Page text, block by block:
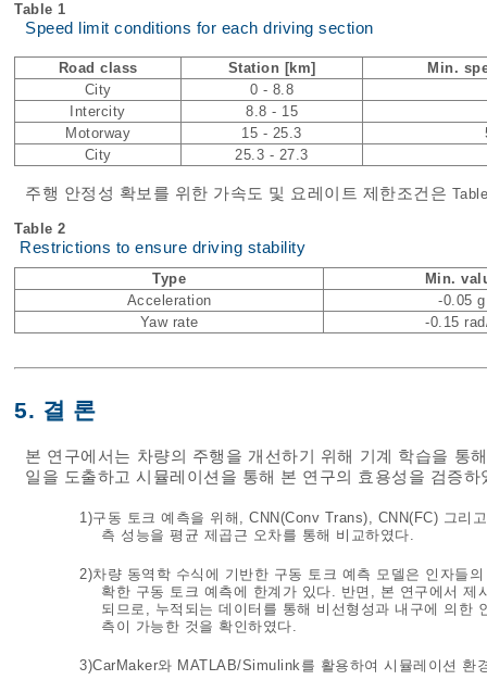
Table 1
Speed limit conditions for each driving section
Road class Station [km]
Min.
City
0 - 8.8
Intercity
8.8 - 15
Motorway
15 - 25.3
City
25.3 - 27.3
주행 안정성 확보를 위한 가속도 및 요레이트 제한조건은
Table 2
Restrictions to ensure driving stability
Type
Min.
Acceleration
-0.05 g
Yaw rate
-0.15
5. 결 론
본 연구에서는 차량의 주행을 개선하기 위해 기계 학습을 통
일을 도출하고 시뮬레이션을 통해 본 연구의 효용성을 검증
1)구동 토크 예측을 위해, CNN(Conv Trans), CNN(FC) 그리
측 성능을 평균 제곱근 오차를 통해 비교하였다.
2)차량 동역학 수식에 기반한 구동 토크 예측 모델은 인자들
확한 구동 토크 예측에 한계가 있다. 반면, 본 연구에서
되므로, 누적되는 데이터를 통해 비선형성과 내구에 의한
측이 가능한 것을 확인하였다.
3)CarMaker와 MATLAB/Simulink를 활용하여 시뮬레이션